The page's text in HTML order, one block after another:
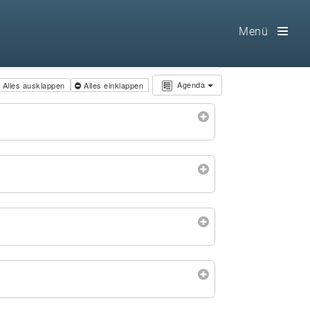
Home
Freimaurerei
Leitgedanken
Selbstverständnis
Menü
Agenda
Alles einklappen
Alles ausklappen